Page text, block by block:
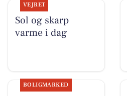
VEJRET
Sol og skarp
varme i dag
BOLIGMARKED